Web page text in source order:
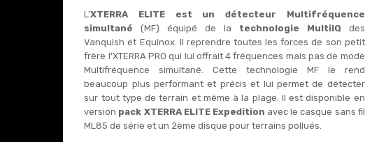
L'XTERRA ELITE est un détecteur Multifréquence
simultané (MF) équipé de la technologie MultiIQ des
Vanquish et Equinox. Il reprendre toutes les forces de son petit
frère l'XTERRA PRO qui lui offrait 4 fréquences mais pas de mode
Multifréquence simultané. Cette technologie MF le rend
beaucoup plus performant et précis et lui permet de détecter
sur tout type de terrain et même à la plage. Il est disponible en
version pack XTERRA ELITE Expedition avec le casque sans fil
ML85 de série et un 2ème disque pour terrains pollués.